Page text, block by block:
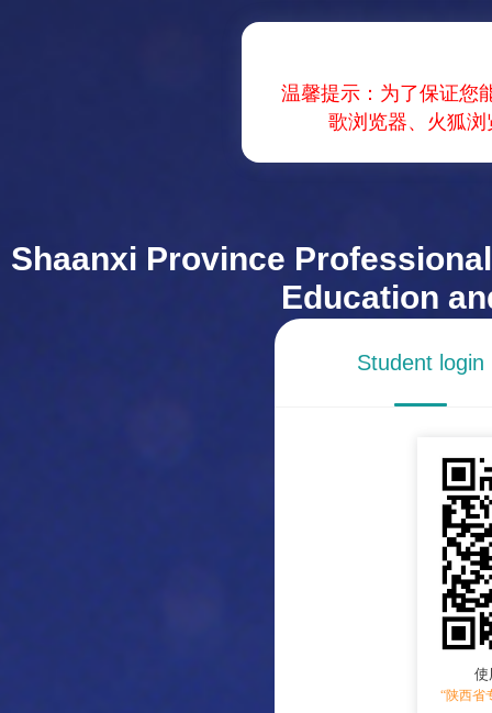
温馨提示：为了保证您
歌浏览器、火狐
Shaanxi Province
Education
Student login